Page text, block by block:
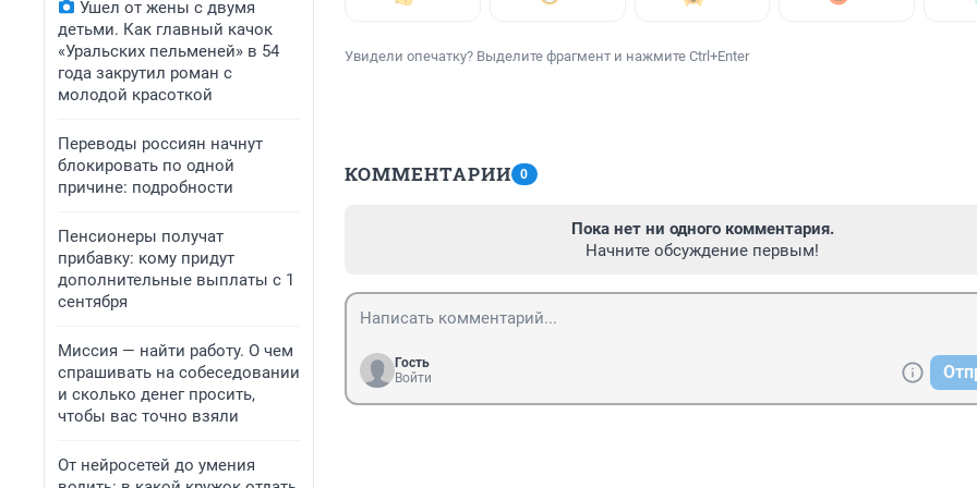
Ушел от жены с двумя
детьми. Как главный качок
«Уральских пельменей» в 54
года закрутил роман с
молодой красоткой
Переводы россиян начнут
блокировать по одной
причине: подробности
Пенсионеры получат
прибавку: кому придут
дополнительные выплаты с 1
сентября
Миссия — найти работу. О чем
спрашивать на собеседовании
и сколько денег просить,
чтобы вас точно взяли
От нейросетей до умения
Увидели опечатку? Выделите фрагмент и нажмите Ctrl+Enter
КОММЕНТАРИИ 0
Пока нет ни одного комментария.
Начните обсуждение первым!
Гость
Войти